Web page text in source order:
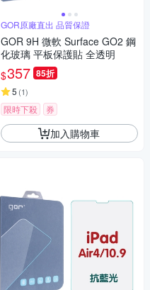
GOR原廠直出 品質保證
GOR 9H 微軟 Surface GO2 鋼
化玻璃 平板保護貼 全透明
$357 85折
5 (1)
限時下殺 券
加入購物車